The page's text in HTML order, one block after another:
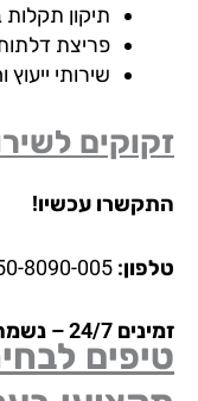
תיקון תקלות
פריצת דלתות
שירותי ייעוץ
עכשיו!
050-8090-005
– נשמח לעזור לכם!